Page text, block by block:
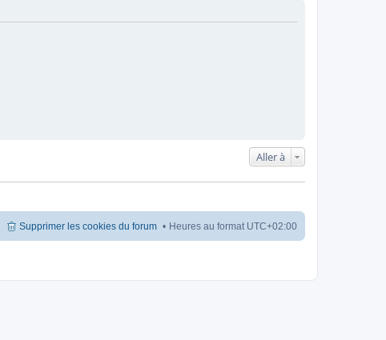
Aller à
Heures au format UTC+02:00
Supprimer les cookies du forum